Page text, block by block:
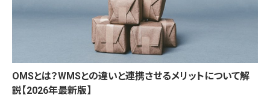
OMSとは？WMSとの違いと連携させるメリットについて解
説【2026年最新版】